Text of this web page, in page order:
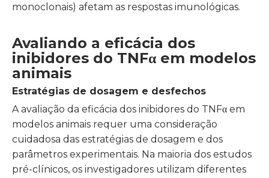
monoclonais) afetam as respostas imunológicas.
Avaliando a eficácia dos
inibidores do TNFα em modelos
animais
Estratégias de dosagem e desfechos
A avaliação da eficácia dos inibidores do TNFα em
modelos animais requer uma consideração
cuidadosa das estratégias de dosagem e dos
parâmetros experimentais. Na maioria dos estudos
pré-clínicos, os investigadores utilizam diferentes